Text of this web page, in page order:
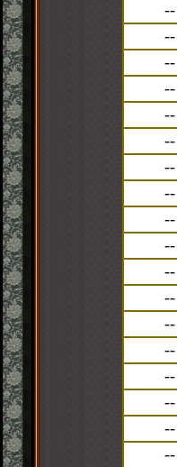
--
--
--
--
--
--
--
--
--
--
--
--
--
--
--
--
--
--